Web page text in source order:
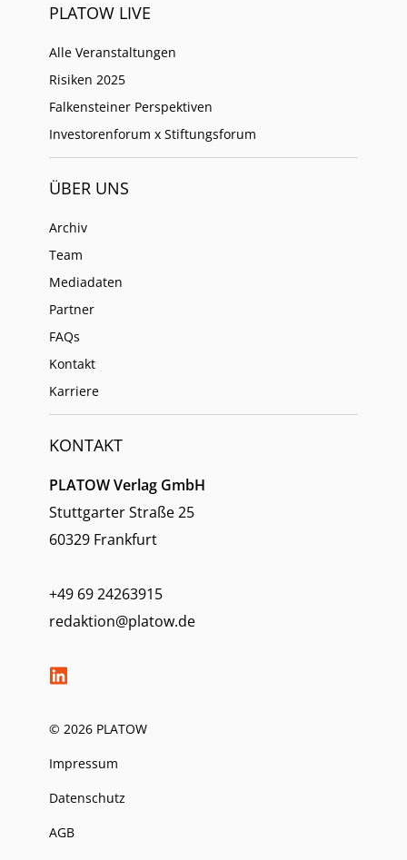
PLATOW LIVE
Alle Veranstaltungen
Risiken 2025
Falkensteiner Perspektiven
Investorenforum x Stiftungsforum
ÜBER UNS
Archiv
Team
Mediadaten
Partner
FAQs
Kontakt
Karriere
KONTAKT
PLATOW Verlag GmbH
Stuttgarter Straße 25
60329 Frankfurt
+49 69 24263915
redaktion@platow.de
© 2026 PLATOW
Impressum
Datenschutz
AGB